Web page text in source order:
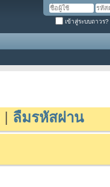
เข้าสู่ระบบถาวร?
ลืมรหัสผ่าน